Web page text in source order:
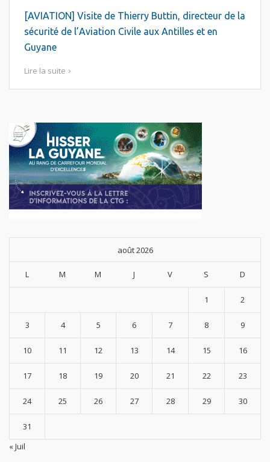
[AVIATION] Visite de Thierry Buttin, directeur de la
sécurité de l’Aviation Civile aux Antilles et en
Guyane
Lire la suite
août 2026
L M M J V S D
1 2
3 4 5 6 7 8 9
10 11 12 13 14 15 16
17 18 19 20 21 22 23
24 25 26 27 28 29 30
31
« Juil